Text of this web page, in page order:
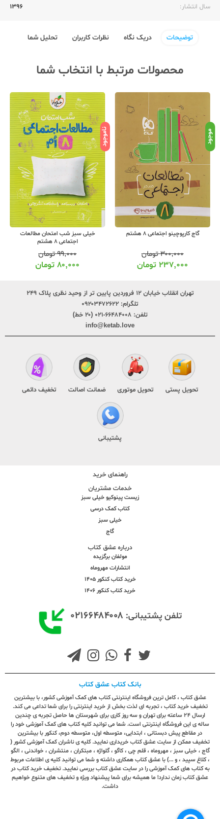
سال انتشار:‌
1396
توضیحات دریک نگاه نظرات کاربران تحلیل شما
محصولات مرتبط با انتخاب شما
موجود
گاج کارپوچینو اجتماعی 8 هشتم
۳۰۰,۰۰۰تومان
۲۳۷,۰۰۰ تومان
ناموجود
خیلی سبز شب امتحان مطالعات
اجتماعی 8 هشتم
۹۹,۰۰۰تومان
۸۰,۰۰۰ تومان
تهران انقلاب خیابان ۱۲ فروردین پایین تر از وحید نظری پلاک ۲۴۹
تلگرام: ۰۹۲۰۳۴۷۲۶۲۲
تلفن: ۶۶۴۸۴۰۰۸-۰۲۱ (۲۰ خط)
info@ketab.love
تحویل پستی تحویل موتوری ضمانت اصالت تخفیف دائمی
پشتیبانی
راهنمای خرید
خدمات مشتریان
زیست پینوکیو خیلی سبز
کتاب کمک درسی
خیلی سبز
گاج
درباره عشق کتاب
مولفان برگزیده
انتشارات مهروماه
خرید کتاب کنکور 1405
خرید کتاب کنکور 1406
تلفن پشتیبانی: ۰۲۱۶۶۴۸۴۰۰۸
بانک کتاب عشق کتاب
عشق کتاب ، کامل ترین فروشگاه اینترنتی کتاب های کمک آموزشی کشور، با بیشترین
تخفیف خرید کتاب ، تجربه ای لذت بخش از خرید اینترنتی را برای شما تداعی می کند.
ارسال ٢٤ ساعته برای تهران و سه روز کاری برای شهرستان ها حاصل تجربه ی چندین
ساله ی این فروشگاه اینترنتی است. شما می توانید کلیه کتاب های کمک آموزشی خود را
در مقاطع پیش دبستانی ، ابتدایی، متوسطه اول، متوسطه دوم، کنکور با بیشترین
تخفیف ممکن از سایت عشق کتاب خریداری نمایید. کلیه ی ناشران کمک آموزشی کشور (
گاج ، خیلی سبز ، مهروماه ، قلم چی ، کاگو ، گلواژه ، مبتکران ، منتشران ، خواندنی ، الگو
، کلاغ سپید ، و ...) با عشق کتاب همکاری داشته و شما می توانید کلیه ی اطلاعات مربوط
به کتاب های کمک آموزشی را در سایت عشق کتاب بررسی نمایید. تخفیف خرید کتاب در
عشق کتاب زمان ندارد! ما همیشه برای شما پیشنهاد ویژه و تخفیف های متنوع خواهیم
داشت.